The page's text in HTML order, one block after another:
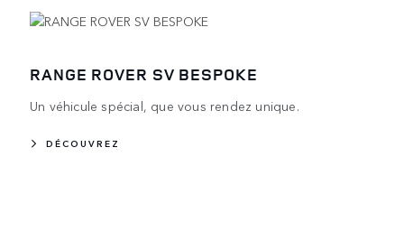
RANGE ROVER SV BESPOKE
Un véhicule spécial, que vous rendez unique.
DÉCOUVREZ